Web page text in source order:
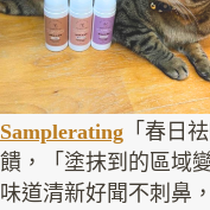
Samplerating 「春日
饋，「塗抹到的區域
味道清新好聞不刺鼻